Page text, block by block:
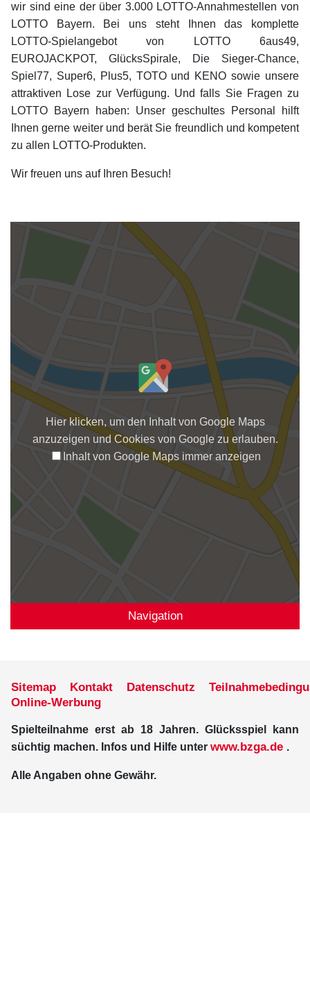
wir sind eine der über 3.000 LOTTO-Annahmestellen von
LOTTO Bayern. Bei uns steht Ihnen das komplette
LOTTO-Spielangebot von LOTTO 6aus49,
EUROJACKPOT, GlücksSpirale, Die Sieger-Chance,
Spiel77, Super6, Plus5, TOTO und KENO sowie unsere
attraktiven Lose zur Verfügung. Und falls Sie Fragen zu
LOTTO Bayern haben: Unser geschultes Personal hilft
Ihnen gerne weiter und berät Sie freundlich und kompetent
zu allen LOTTO-Produkten.
Wir freuen uns auf Ihren Besuch!
Hier klicken, um den Inhalt von Google Maps
anzuzeigen und Cookies von Google zu erlauben.
Inhalt von Google Maps immer anzeigen
Navigation
Sitemap Kontakt Datenschutz
Online-Werbung
Spielteilnahme erst ab 18 Jahren. Glücksspiel kann
süchtig machen. Infos und Hilfe unter www.bzga.de .
Alle Angaben ohne Gewähr.